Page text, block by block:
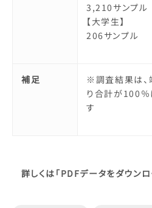
3,210サンプル
【大学生】
206サンプル
補足
※調査結果は、
り合計が100％
す
詳しくは「PDFデータをダウン